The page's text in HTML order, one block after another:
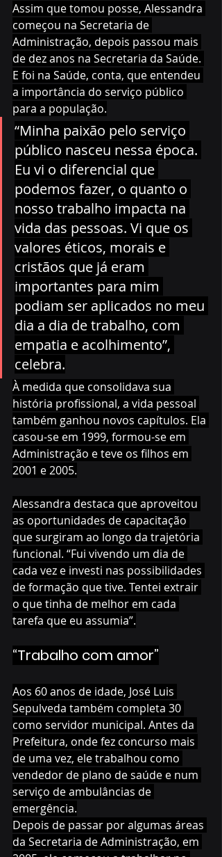
Assim que tomou posse, Alessandra
começou na Secretaria de
Administração, depois passou mais
de dez anos na Secretaria da Saúde.
E foi na Saúde, conta, que entendeu
a importância do serviço público
para a população.
“Minha paixão pelo serviço
público nasceu nessa época.
Eu vi o diferencial que
podemos fazer, o quanto o
nosso trabalho impacta na
vida das pessoas. Vi que os
valores éticos, morais e
cristãos que já eram
importantes para mim
podiam ser aplicados no meu
dia a dia de trabalho, com
empatia e acolhimento”,
celebra.
À medida que consolidava sua
história profissional, a vida pessoal
também ganhou novos capítulos. Ela
casou-se em 1999, formou-se em
Administração e teve os filhos em
2001 e 2005.
Alessandra destaca que aproveitou
as oportunidades de capacitação
que surgiram ao longo da trajetória
funcional. “Fui vivendo um dia de
cada vez e investi nas possibilidades
de formação que tive. Tentei extrair
o que tinha de melhor em cada
tarefa que eu assumia”.
“Trabalho com amor”
Aos 60 anos de idade, José Luis
Sepulveda também completa 30
como servidor municipal. Antes da
Prefeitura, onde fez concurso mais
de uma vez, ele trabalhou como
vendedor de plano de saúde e num
serviço de ambulâncias de
emergência.
Depois de passar por algumas áreas
da Secretaria de Administração, em